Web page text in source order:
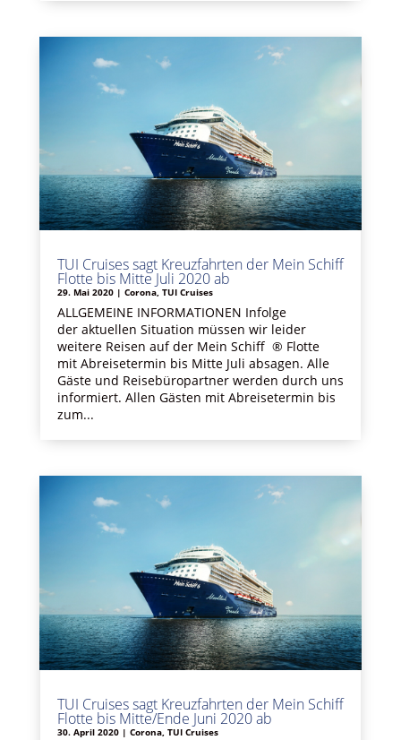
TUI Cruises sagt Kreuzfahrten der Mein Schiff
Flotte bis Mitte Juli 2020 ab
29. Mai 2020| Corona, TUI Cruises
ALLGEMEINE INFORMATIONEN Infolge
der aktuellen Situation müssen wir leider
weitere Reisen auf der Mein Schiff ® Flotte
mit Abreisetermin bis Mitte Juli absagen. Alle
Gäste und Reisebüropartner werden durch uns
informiert. Allen Gästen mit Abreisetermin bis
zum...
TUI Cruises sagt Kreuzfahrten der Mein Schiff
Flotte bis Mitte/Ende Juni 2020 ab
30. April 2020| Corona, TUI Cruises